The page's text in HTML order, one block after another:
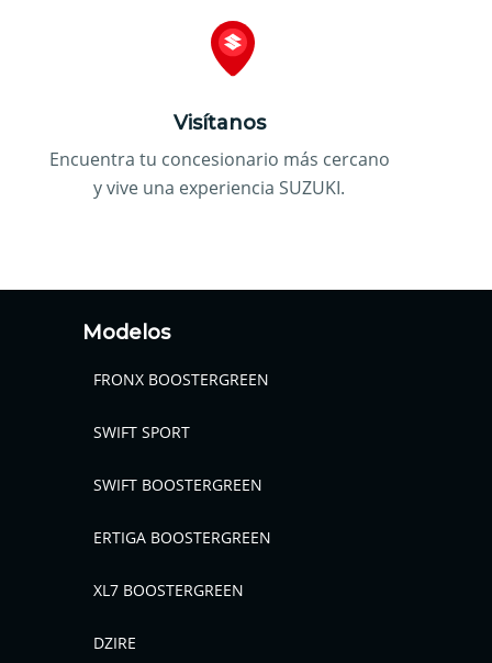
Visítanos
Encuentra tu concesionario más cercano
y vive una experiencia SUZUKI.
Modelos
FRONX BOOSTERGREEN
SWIFT SPORT
SWIFT BOOSTERGREEN
ERTIGA BOOSTERGREEN
XL7 BOOSTERGREEN
DZIRE